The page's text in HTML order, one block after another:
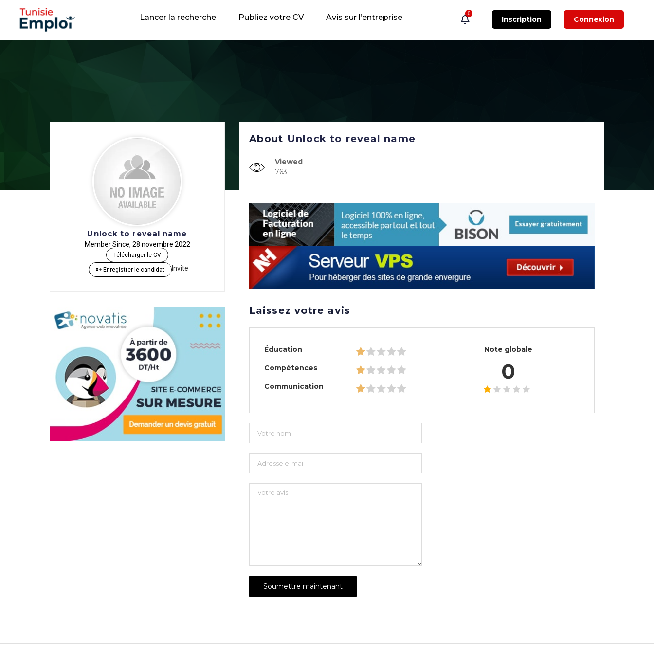
Lancer la recherche Publiez votre CV Avis sur l’entreprise 0
Inscription Connexion
Unlock to reveal name
Member Since, 28 novembre 2022
Télécharger le CV
Enregistrer le candidat Invite
About Unlock to reveal name
Viewed
763
Laissez votre avis
Éducation
Compétences
Communication
Note globale
0